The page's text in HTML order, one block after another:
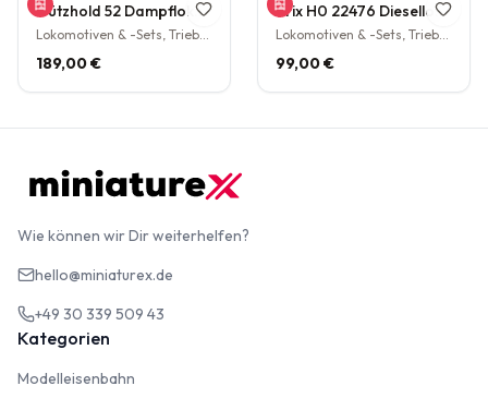
Gützhold 52 Dampflokomotive 32 700 DB Tender Epoche III DC NEM H0 1:87
Lokomotiven & -Sets, Triebwagen
189,00 €
Trix H0 22476 Diesellokomotive BR V160 003 DB NEM Epoche IV H0 1:87
Lokomotiven & -Sets, Triebwagen
99,00 €
Wie können wir Dir weiterhelfen?
hello@miniaturex.de
+49 30 339 509 43
Kategorien
Modelleisenbahn